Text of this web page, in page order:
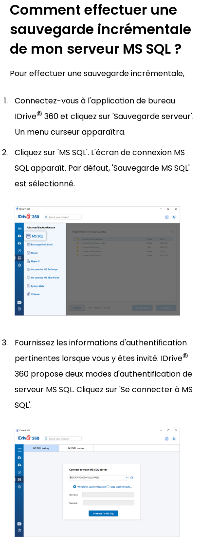
Comment effectuer une
sauvegarde incrémentale
de mon serveur MS SQL ?
Pour effectuer une sauvegarde incrémentale,
Connectez-vous à l'application de bureau
IDrive® 360 et cliquez sur 'Sauvegarde serveur'.
Un menu curseur apparaîtra.
Cliquez sur 'MS SQL'. L'écran de connexion MS
SQL apparaît. Par défaut, 'Sauvegarde MS SQL'
est sélectionné.
Fournissez les informations d'authentification
pertinentes lorsque vous y êtes invité. IDrive®
360 propose deux modes d'authentification de
serveur MS SQL. Cliquez sur 'Se connecter à MS
SQL'.